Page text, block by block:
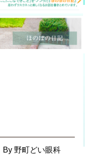
By 野町どい眼科